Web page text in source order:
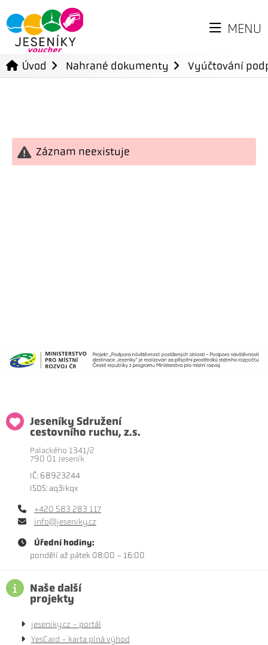
MENU
Úvod Nahrané dokumenty Vyúčtování
Záznam neexistuje
Jeseníky Sdružení
cestovního ruchu, z.s.
Palackého 1341/2
790 01 Jeseník
IČ: 68923244
ISDS: aq3ikqx
+420 583 283 117
info@jeseniky.cz
Úřední hodiny:
pondělí až pátek 08:00 - 16:00
Naše další
projekty
jeseniky.cz - portál
YesCard - karta plná výhod